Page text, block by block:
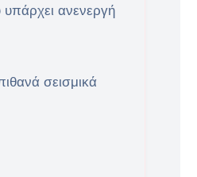
ανενεργή
σεισμικά